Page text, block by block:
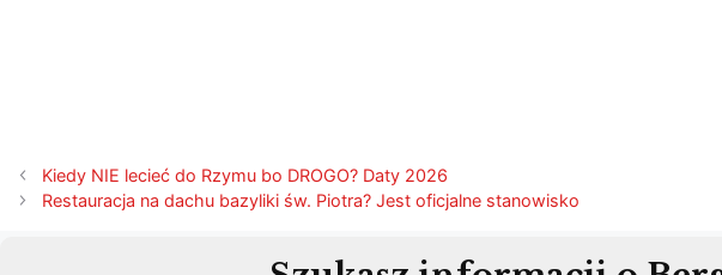
Nawigacja
wpisu
Kiedy NIE lecieć do Rzymu bo DROGO? Daty 2026
Restauracja na dachu bazyliki św. Piotra? Jest oficjalne stanowisko